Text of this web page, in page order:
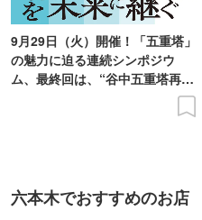
9月29日（火）開催！「五重塔」
の魅力に迫る連続シンポジウ
ム、最終回は、“谷中五重塔再建
六本木でおすすめのお店